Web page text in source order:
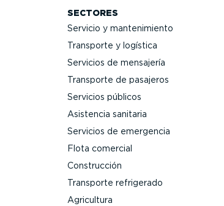
SECTORES
Servicio y mante­ni­miento
Transporte y logística
Servicios de mensajería
Transporte de pasajeros
Servicios públicos
Asistencia sanitaria
Servicios de emergencia
Flota comercial
Construcción
Transporte refrigerado
Agricultura